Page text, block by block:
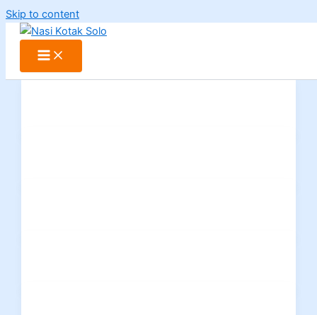
Skip to content